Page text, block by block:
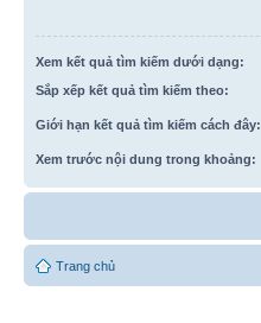
Xem kết quả tìm kiếm dưới dạng:
Sắp xếp kết quả tìm kiếm theo:
Giới hạn kết quả tìm kiếm cách đây:
Xem trước nội dung trong khoảng:
Trang chủ